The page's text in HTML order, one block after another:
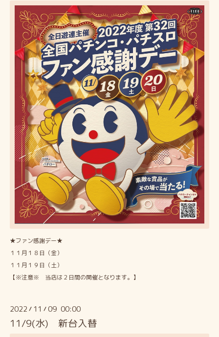
★ファン感謝デー★
１１月１８日（金）
１１月１９日（土）
【※注意※ 当店は２日間の開催となります。】
2022 / 11 /09 00:00
11/9(水) 新台入替